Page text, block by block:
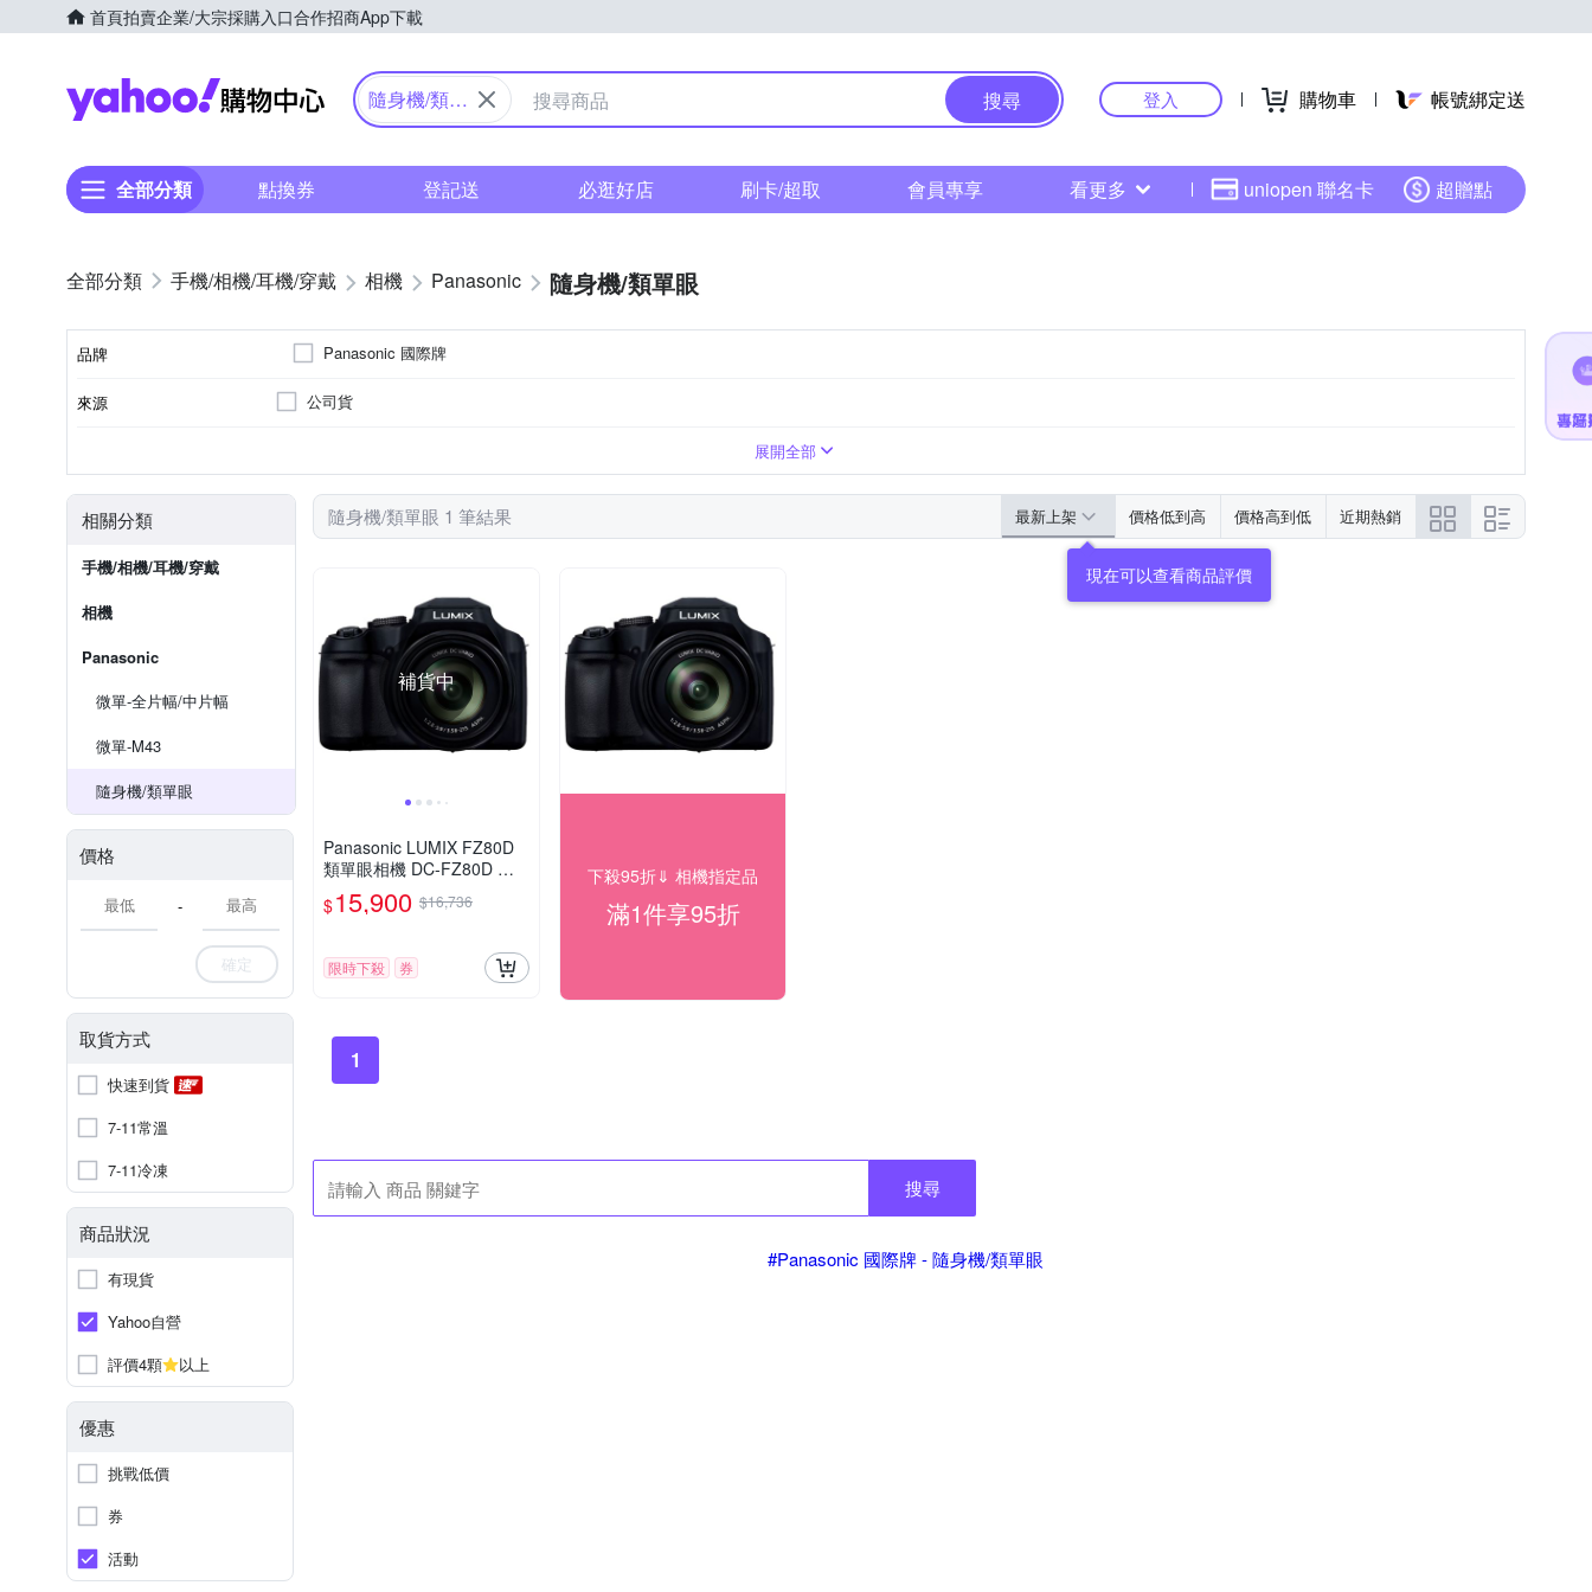
首頁拍賣企業/大宗採購入口合作招商App下載
Yahoo購物中心
隨身機/類單
搜尋 登入 購物車 帳號綁定送
全部分類 點換券 登記送 必逛好店 刷卡/超取 會員專享 看更多 uniopen 聯名卡 超贈點
手機/相機/耳機/穿戴 相機 Panasonic 隨身機/類單眼
品牌 Panasonic 國際牌
來源 公司貨
展開全部
相關分類
手機/相機/耳機/穿戴
相機
Panasonic
微單-全片幅/中片幅
微單-M43
隨身機/類單眼
價格
-
確定
取貨方式
快速到貨
7-11常溫
7-11冷凍
商品狀況
有現貨
Yahoo自營
評價4顆
以上
優惠
挑戰低價
券
活動
隨身機/類單眼 1 筆結果 最新上架 價格低到高 價格高到低 近期熱銷
現在可以查看商品評價
補貨中
Panasonic LUMIX FZ80D
類單眼相機 DC-FZ80D 公
司貨
$15,900 $16,736
限時下殺 券
下殺95折⇓ 相機指定品
滿1件享95折
1
搜尋
#Panasonic 國際牌 - 隨身機/類單眼